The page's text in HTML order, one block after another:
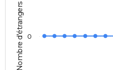
Nombre d'étrangers 0